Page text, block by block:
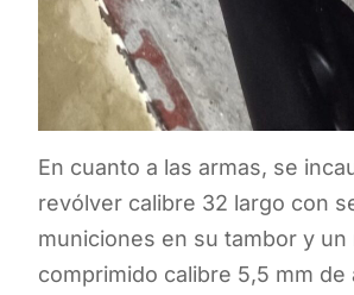
En cuanto a las armas, se
revólver calibre 32 largo con
municiones en su tambor y un
comprimido calibre 5,5 mm de